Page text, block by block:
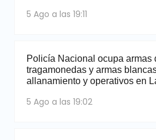
5 Ago a las 19:11
Policía Nacional ocupa armas
tragamonedas y armas
allanamiento y operativos en
5 Ago a las 19:02